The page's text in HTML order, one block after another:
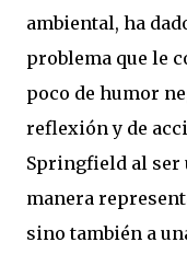
ambiental, ha
problema que le
poco de humor
reflexión y de
Springfield al ser
manera
sino también a